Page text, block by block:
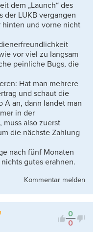
dem „Launch“ des
der LUKB vergangen
und vorne nicht
vor viel zu langsam
peinliche Bugs, die
Hat man mehrere
und schaut die
A an, dann landet man
in der
muss also zuerst
die nächste Zahlung
nach fünf Monaten
gutes erahnen.
Kommentar melden
0
0